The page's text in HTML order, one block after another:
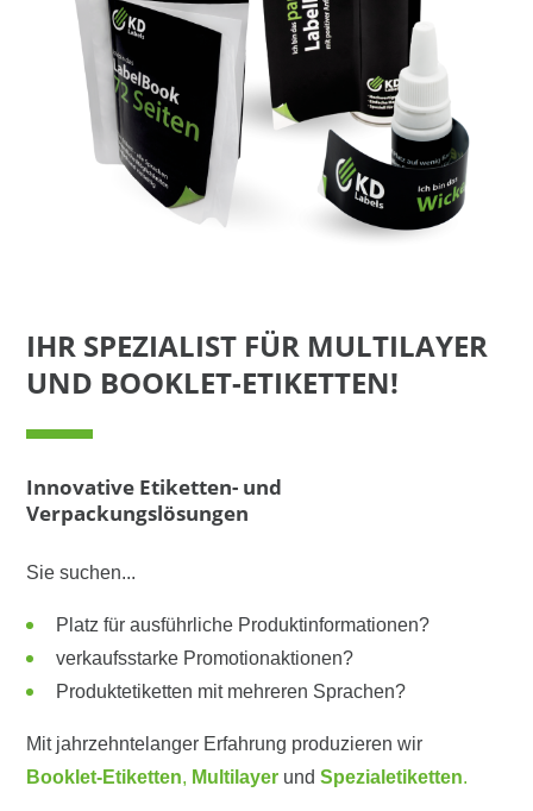
IHR SPEZIALIST FÜR MULTILAYER
UND BOOKLET-ETIKETTEN!
Innovative Etiketten- und
Verpackungslösungen
Sie suchen...
Platz für ausführliche Produktinformationen?
verkaufsstarke Promotionaktionen?
Produktetiketten mit mehreren Sprachen?
Mit jahrzehntelanger Erfahrung produzieren wir
Booklet-Etiketten, Multilayer undSpezialetiketten.